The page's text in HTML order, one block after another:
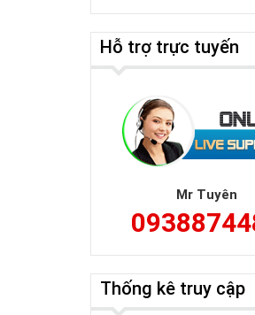
Hỗ trợ trực tuyến
Mr Tuyên
Thống kê truy cập